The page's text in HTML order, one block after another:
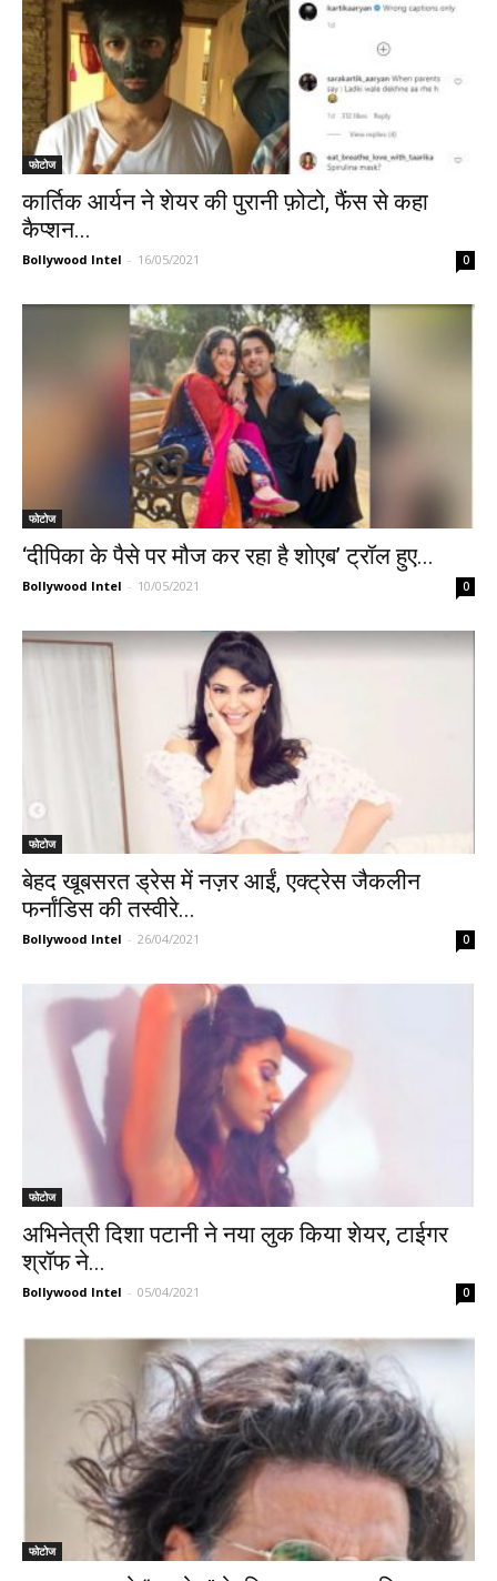
फोटोज
कार्तिक आर्यन ने शेयर की पुरानी फ़ोटो, फैंस से कहा
कैप्शन...
Bollywood Intel - 16/05/2021 0
फोटोज
‘दीपिका के पैसे पर मौज कर रहा है शोएब’ ट्रॉल हुए...
Bollywood Intel - 10/05/2021 0
फोटोज
बेहद खूबसरत ड्रेस में नज़र आईं, एक्ट्रेस जैकलीन
फर्नांडिस की तस्वीरे...
Bollywood Intel - 26/04/2021 0
फोटोज
अभिनेत्री दिशा पटानी ने नया लुक किया शेयर, टाईगर
श्रॉफ ने...
Bollywood Intel - 05/04/2021 0
फोटोज